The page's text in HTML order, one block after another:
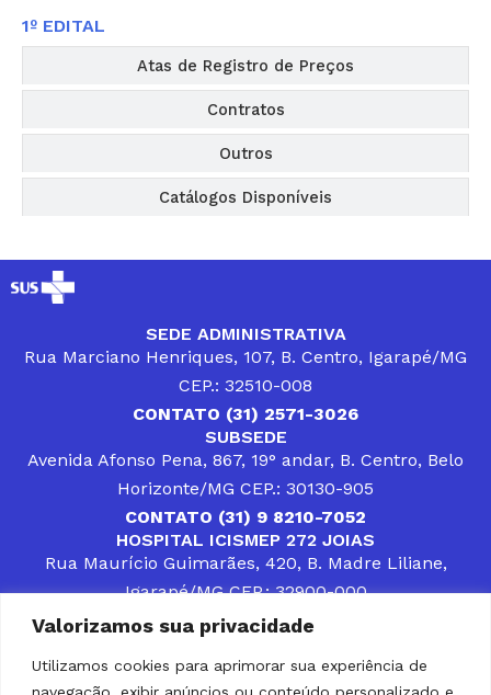
Valorizamos sua privacidade
Utilizamos cookies para aprimorar sua experiência de
navegação, exibir anúncios ou conteúdo personalizado e
Atas de Registro de Preços
Contratos
Outros
Catálogos Disponíveis
1º EDITAL
SEDE ADMINISTRATIVA
Rua Marciano Henriques, 107, B. Centro, Igarapé/MG
CEP.: 32510-008
CONTATO (31) 2571-3026
SUBSEDE
Avenida Afonso Pena, 867, 19° andar, B. Centro, Belo
Horizonte/MG CEP.: 30130-905
CONTATO (31) 9 8210-7052
HOSPITAL ICISMEP 272 JOIAS
Rua Maurício Guimarães, 420, B. Madre Liliane,
Igarapé/MG CEP.: 32900-000
CONTATOS (31) 3512-4400 ou (31) 9 8309-8660
DESENVOLVER SOLUÇÕES, AÇÕES E SERVIÇOS
PÚBLICOS QUE COMPLEMENTEM A ASSISTÊNCIA À
POPULAÇÃO DA REGIÃO EM QUE ATUA, SENDO